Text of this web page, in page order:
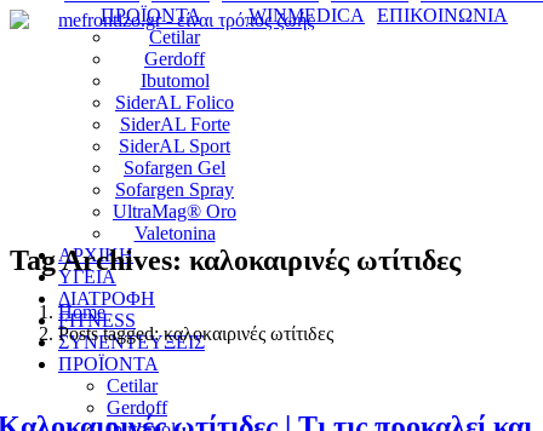
ΠΡΟΪΟΝΤΑ
Cetilar
Gerdoff
Ibutomol
SiderAL Folico
SiderAL Forte
SiderAL Sport
Sofargen Gel
Sofargen Spray
UltraMag® Oro
Valetonina
WINMEDICA ΕΠΙΚΟΙΝΩΝΙΑ
ΑΡΧΙΚΗ
ΥΓΕΙΑ
ΔΙΑΤΡΟΦΗ
FITNESS
ΣΥΝΕΝΤΕΥΞΕΙΣ
ΠΡΟΪΟΝΤΑ
Cetilar
Gerdoff
Tag Archives: καλοκαιρινές ωτίτιδες
Home
Posts tagged: καλοκαιρινές ωτίτιδες